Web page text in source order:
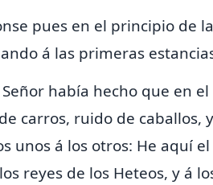
pues en el principio de
á las primeras
había hecho que en
carros, ruido de caballos,
unos á los otros: He aquí
reyes de los Heteos, y á